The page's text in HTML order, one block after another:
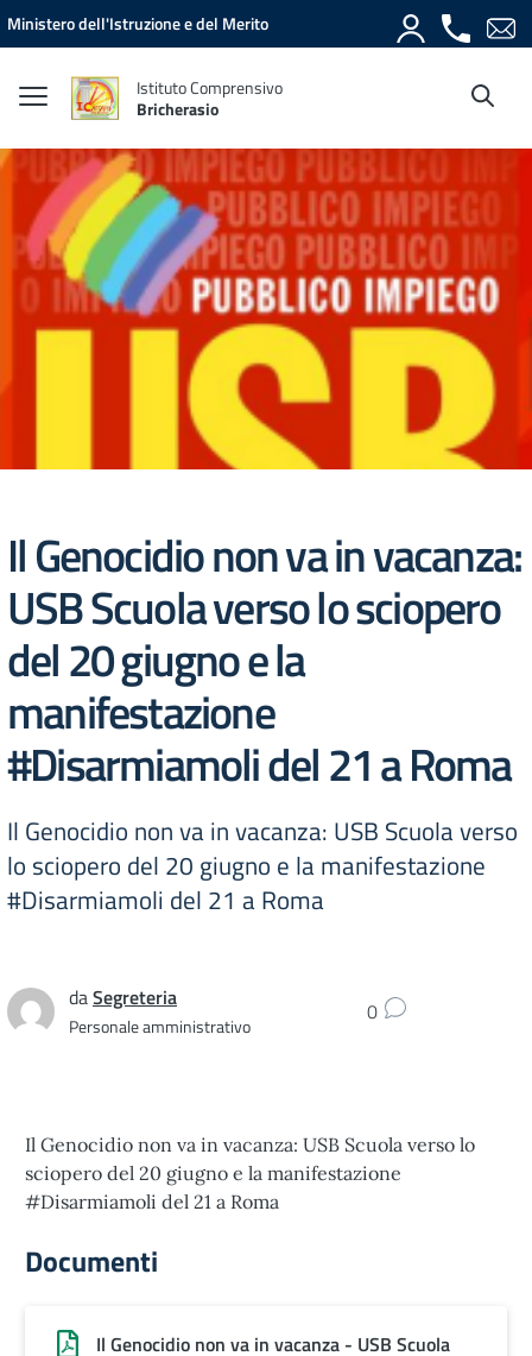
Vai ai contenuti
Vai al menu di navigazione
Vai al footer
Ministero dell'Istruzione e del Merito
Istituto Comprensivo
Bricherasio
Il Genocidio non va in vacanza:
USB Scuola verso lo sciopero
del 20 giugno e la
manifestazione
#Disarmiamoli del 21 a Roma
Il Genocidio non va in vacanza: USB Scuola verso
lo sciopero del 20 giugno e la manifestazione
#Disarmiamoli del 21 a Roma
daSegreteria
Personale amministrativo 0
Il Genocidio non va in vacanza: USB Scuola verso lo
sciopero del 20 giugno e la manifestazione
#Disarmiamoli del 21 a Roma
Documenti
Il Genocidio non va in vacanza - USB Scuola